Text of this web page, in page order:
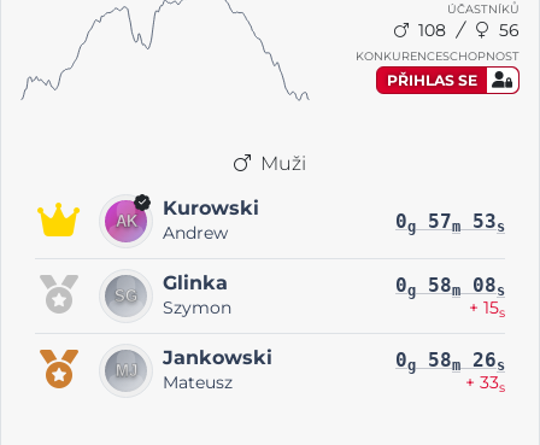
ÚČASTNÍKŮ
108 56
KONKURENCESCHOPNOST
PŘIHLAS SE
Muži
Kurowski
Andrew 0g 57m 53s
Glinka
Szymon
0g 58m 08s
+ 15s
Jankowski
Mateusz
0g 58m 26s
+ 33s